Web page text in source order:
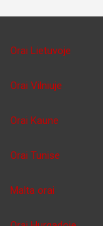
Orai Lietuvoje
Orai Vilniuje
Orai Kaune
Orai Tunise
Malta orai